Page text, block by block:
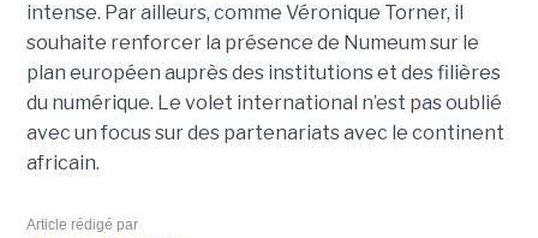
intense. Par ailleurs, comme Véronique Torner, il
souhaite renforcer la présence de Numeum sur le
plan européen auprès des institutions et des filières
du numérique. Le volet international n’est pas oublié
avec un focus sur des partenariats avec le continent
africain.
Article rédigé par